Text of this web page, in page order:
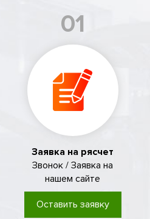
01
Заявка на рясчет
Звонок / Заявка на
нашем сайте
Оставить заявку